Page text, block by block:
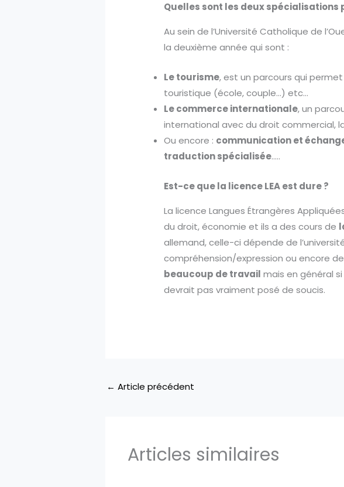
Quelles sont les deux spécialisations
Au sein de l’Université Catholique de
la deuxième année qui sont :
Le tourisme, est un parcours qui
touristique (école, couple…) etc…
Le commerce internationale, un
international avec du droit commercial,
Ou encore : communication et
traduction spécialisée…..
Est-ce que la licence LEA est dure ?
La licence Langues Étrangères
du droit, économie et ils a des cours de
allemand, celle-ci dépende de
compréhension/expression ou encore
beaucoup de travail mais en général
devrait pas vraiment posé de soucis.
← Article précédent
Articles similaires